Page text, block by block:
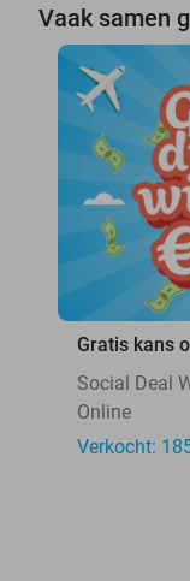
Vaak samen
Gratis kans
Social Deal
Online
Verkocht: